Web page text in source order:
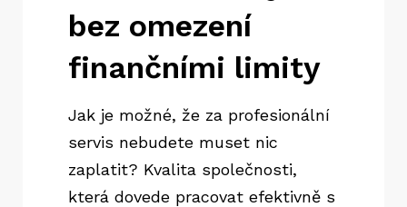
bez omezení
finančními limity
Jak je možné, že za profesionální
servis nebudete muset nic
zaplatit? Kvalita společnosti,
která dovede pracovat efektivně s